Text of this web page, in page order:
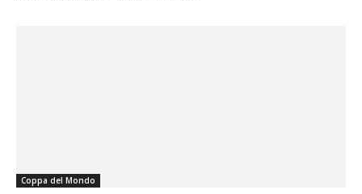
Coppa del Mondo